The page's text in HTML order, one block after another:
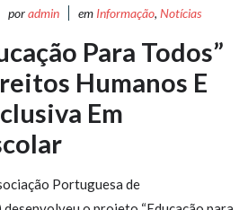
poradmin em Informação, Notícias
Para Todos”
Humanos E
Em
Portuguesa de